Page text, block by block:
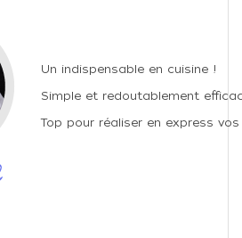
Un indispensable en cuisine !
Simple et redoutablement
Top pour réaliser en express